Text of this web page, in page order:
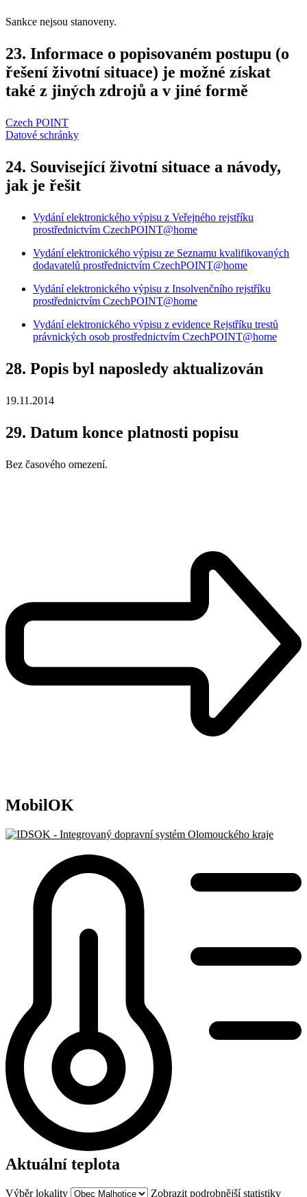
Sankce nejsou stanoveny.
23. Informace o popisovaném postupu (o
řešení životní situace) je možné získat
také z jiných zdrojů a v jiné formě
Czech POINT
Datové schránky
24. Související životní situace a návody,
jak je řešit
Vydání elektronického výpisu z Veřejného rejstříku
prostřednictvím CzechPOINT@home
Vydání elektronického výpisu ze Seznamu kvalifikovaných
dodavatelů prostřednictvím CzechPOINT@home
Vydání elektronického výpisu z Insolvenčního rejstříku
prostřednictvím CzechPOINT@home
Vydání elektronického výpisu z evidence Rejstříku trestů
právnických osob prostřednictvím CzechPOINT@home
28. Popis byl naposledy aktualizován
19.11.2014
29. Datum konce platnosti popisu
Bez časového omezení.
MobilOK
Aktuální teplota
Výběr lokality Zobrazit podrobnější statistiky